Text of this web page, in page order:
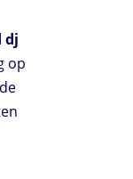
dj
op